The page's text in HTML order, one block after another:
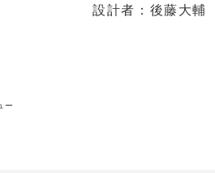
設計者：後藤大輔